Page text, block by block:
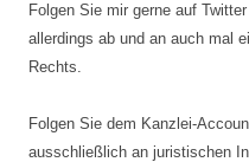
Folgen Sie mir gerne auf
allerdings ab und an auch mal
Rechts.
Folgen Sie dem Kanzlei-
ausschließlich an juristischen